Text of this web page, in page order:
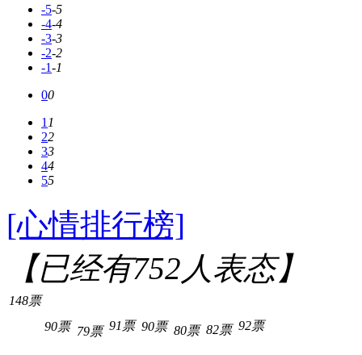
-5-5
-4-4
-3-3
-2-2
-1-1
00
11
22
33
44
55
[心情排行榜]
【已经有752人表态】
148票
90票 79票 91票 90票 80票 82票 92票